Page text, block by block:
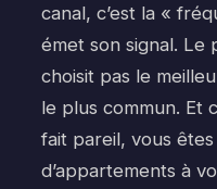
canal, c’est la «
émet son signal. Le
choisit pas le
le plus commun. Et
fait pareil, vous
d’appartements à